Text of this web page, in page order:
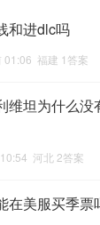
和进dlc吗
01:06 福建 1答案
维坦为什么没
河北 2答案
在美服买季票